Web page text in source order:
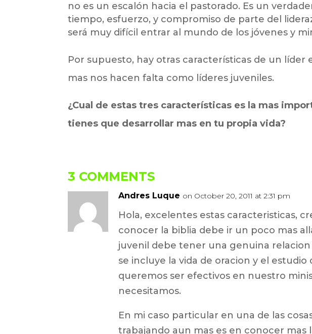
no es un escalón hacia el pastorado. Es un
tiempo, esfuerzo, y compromiso de parte del
será muy difícil entrar al mundo de los jóvenes y
Por supuesto, hay otras características de un líder
mas nos hacen falta como líderes juveniles.
¿Cual de estas tres características es la mas
tienes que desarrollar mas en tu propia vida?
3 COMMENTS
Andres Luque on October 20, 2011 at 2:31 pm
Hola, excelentes estas caracteristicas,
conocer la biblia debe ir un poco mas
juvenil debe tener una genuina
se incluye la vida de oracion y el estudio
queremos ser efectivos en nuestro
necesitamos.
En mi caso particular en una de las
trabajando aun mas es en conocer mas